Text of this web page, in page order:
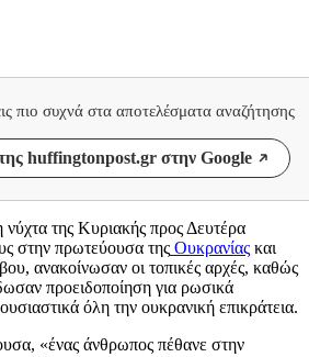
πιο συχνά στα αποτελέσματα αναζήτησης
huffingtonpost.gr στην Google
νύχτα της Κυριακής προς Δευτέρα
στην πρωτεύουσα της Ουκρανίας και
ανακοίνωσαν οι τοπικές αρχές, καθώς
προειδοποίηση για ρωσικά
όλη την ουκρανική επικράτεια.
«ένας άνθρωπος πέθανε στην